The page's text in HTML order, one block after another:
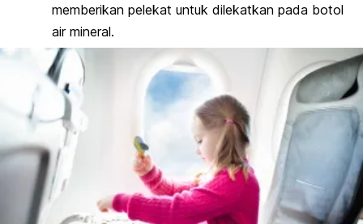
memberikan pelekat untuk dilekatkan pada botol
air mineral.